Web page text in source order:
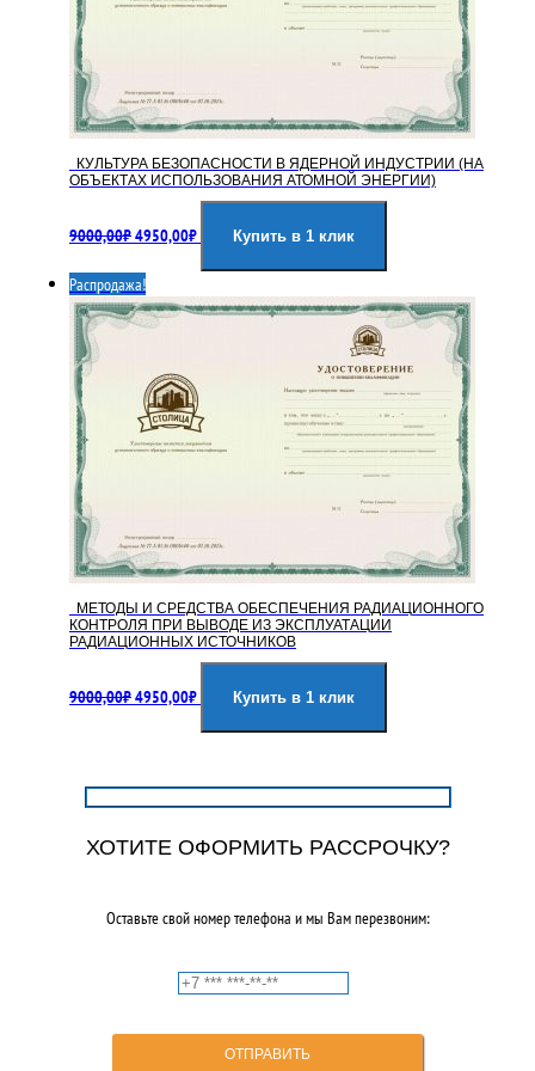
КУЛЬТУРА БЕЗОПАСНОСТИ В ЯДЕРНОЙ ИНДУСТРИИ (НА
ОБЪЕКТАХ ИСПОЛЬЗОВАНИЯ АТОМНОЙ ЭНЕРГИИ)
9000,00₽цена
9000,00₽.
4950,00₽цена:
Купить в 1 клик
Распродажа!
МЕТОДЫ И СРЕДСТВА ОБЕСПЕЧЕНИЯ РАДИАЦИОННОГО
КОНТРОЛЯ ПРИ ВЫВОДЕ ИЗ ЭКСПЛУАТАЦИИ
РАДИАЦИОННЫХ ИСТОЧНИКОВ
9000,00₽цена
4950,00₽цена:
Купить в 1 клик
ХОТИТЕ ОФОРМИТЬ РАССРОЧКУ?
Оставьте свой номер телефона и мы Вам перезвоним: